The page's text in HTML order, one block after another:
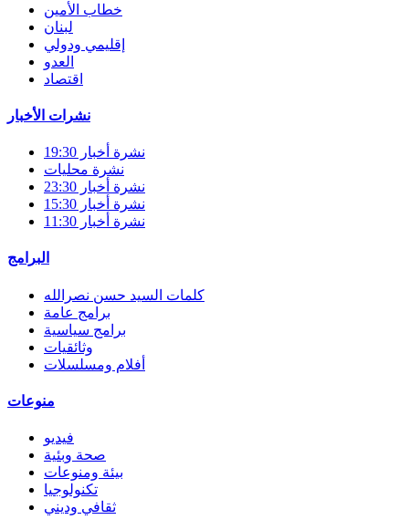
خطاب الأمين
لبنان
إقليمي ودولي
العدو
اقتصاد
نشرات الأخبار
نشرة أخبار 19:30
نشرة محليات
نشرة أخبار 23:30
نشرة أخبار 15:30
نشرة أخبار 11:30
البرامج
كلمات السيد حسن نصرالله
برامج عامة
برامج سياسية
وثائقيات
أفلام ومسلسلات
منوعات
فيديو
صحة وبئية
بيئة ومنوعات
تكنولوجيا
ثقافي وديني